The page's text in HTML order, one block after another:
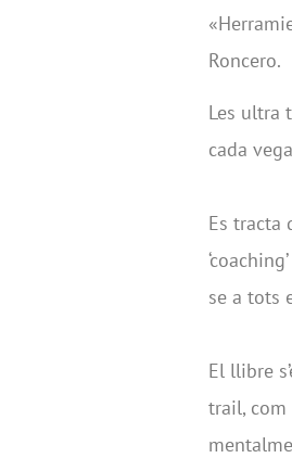
Roncero.
Les ultra
cada
Es tracta
se a tots
El llibre
trail, com